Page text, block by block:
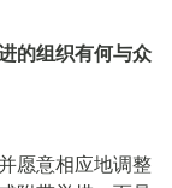
的组织有何与众
愿意相应地调整